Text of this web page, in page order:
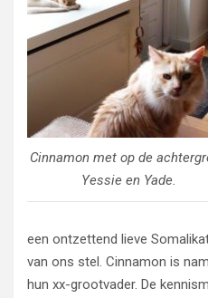
Cinnamon met op de
Yessie en Yade.
een ontzettend lieve
van ons stel. Cinnamon is
hun xx-grootvader. De